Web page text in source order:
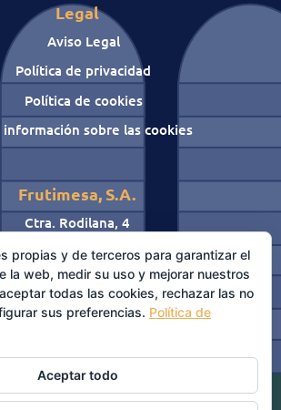
Legal
Aviso Legal
Política de privacidad
Política de cookies
información sobre las cookies
Frutimesa, S.A.
Ctra. Rodilana, 4
Valladolid
Telf: 983-800375
propias y de terceros para garantizar el
la web, medir su uso y mejorar nuestros
todas las cookies, rechazar las no
sus preferencias. Política de
Aceptar todo